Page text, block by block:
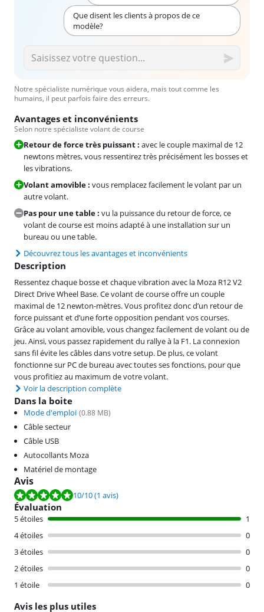
Que disent les clients à propos de ce
modèle?
Notre spécialiste numérique vous aidera, mais tout comme les
humains, il peut parfois faire des erreurs.
Avantages et inconvénients
Selon notre spécialiste volant de course
Retour de force très puissant : avec le couple maximal de 12
newtons mètres, vous ressentirez très précisément les bosses et
les vibrations.
Volant amovible : vous remplacez facilement le volant par un
autre volant.
Pas pour une table : vu la puissance du retour de force, ce
volant de course est moins adapté à une installation sur un
bureau ou une table.
Découvrez tous les avantages et inconvénients
Description
Ressentez chaque bosse et chaque vibration avec la Moza R12 V2
Direct Drive Wheel Base. Ce volant de course offre un couple
maximal de 12 newton-mètres. Vous profitez donc d’un retour de
force puissant et d’une forte opposition pendant vos courses.
Grâce au volant amovible, vous changez facilement de volant ou de
jeu. Ainsi, vous passez rapidement du rallye à la F1. La connexion
sans fil évite les câbles dans votre setup. De plus, ce volant
fonctionne sur PC de bureau avec toutes ses fonctions, pour que
vous profitiez au maximum de votre volant.
Voir la description complète
Dans la boite
Mode d'emploi (0.88 MB)
Câble secteur
Câble USB
Autocollants Moza
Matériel de montage
Avis
La note est de 10 sur 10, basée sur 1 avis.
10/10(1 avis)
Évaluation
5 étoiles
1
4 étoiles
0
3 étoiles
0
2 étoiles
0
1 étoile
0
Avis les plus utiles